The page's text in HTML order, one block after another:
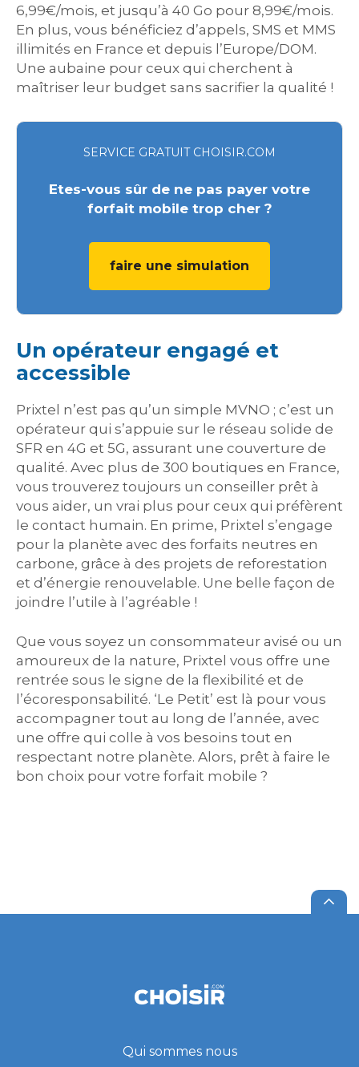
6,99€/mois, et jusqu’à 40 Go pour 8,99€/mois.
En plus, vous bénéficiez d’appels, SMS et MMS
illimités en France et depuis l’Europe/DOM.
Une aubaine pour ceux qui cherchent à
maîtriser leur budget sans sacrifier la qualité !
SERVICE GRATUIT CHOISIR.COM
Etes-vous sûr de ne pas payer votre
forfait mobile trop cher ?
faire une simulation
Un opérateur engagé et
accessible
Prixtel n’est pas qu’un simple MVNO ; c’est un
opérateur qui s’appuie sur le réseau solide de
SFR en 4G et 5G, assurant une couverture de
qualité. Avec plus de 300 boutiques en France,
vous trouverez toujours un conseiller prêt à
vous aider, un vrai plus pour ceux qui préfèrent
le contact humain. En prime, Prixtel s’engage
pour la planète avec des forfaits neutres en
carbone, grâce à des projets de reforestation
et d’énergie renouvelable. Une belle façon de
joindre l’utile à l’agréable !
Que vous soyez un consommateur avisé ou un
amoureux de la nature, Prixtel vous offre une
rentrée sous le signe de la flexibilité et de
l’écoresponsabilité. ‘Le Petit’ est là pour vous
accompagner tout au long de l’année, avec
une offre qui colle à vos besoins tout en
respectant notre planète. Alors, prêt à faire le
bon choix pour votre forfait mobile ?
Qui sommes nous